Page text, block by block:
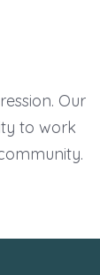
Our
to work